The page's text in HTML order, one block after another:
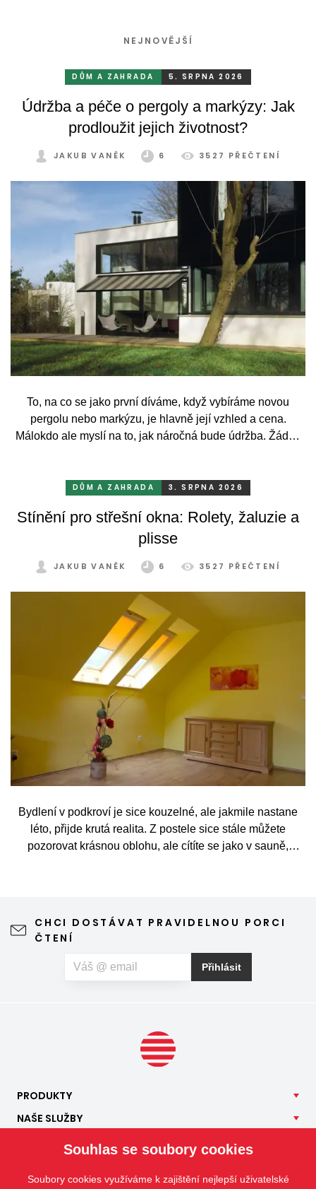
NEJNOVĚJŠÍ
DŮM A ZAHRADA 5. SRPNA 2026
Údržba a péče o pergoly a markýzy: Jak
prodloužit jejich životnost?
JAKUB VANĚK 6 3527 PŘEČTENÍ
To, na co se jako první díváme, když vybíráme novou
pergolu nebo markýzu, je hlavně její vzhled a cena.
Málokdo ale myslí na to, jak náročná bude údržba. Žádný
mrazu, ale také prachu a pylu, což se na něm dříve či
DŮM A ZAHRADA 3. SRPNA 2026
Stínění pro střešní okna: Rolety, žaluzie a
plisse
JAKUB VANĚK 6 3527 PŘEČTENÍ
Bydlení v podkroví je sice kouzelné, ale jakmile nastane
léto, přijde krutá realita. Z postele sice stále můžete
pozorovat krásnou oblohu, ale cítíte se jako v sauně,
CHCI DOSTÁVAT PRAVIDELNOU PORCI
ČTENÍ
Přihlásit
PRODUKTY
NAŠE SLUŽBY
KONTAKT
Souhlas se soubory cookies
Soubory cookies využíváme k zajištění nejlepší uživatelské